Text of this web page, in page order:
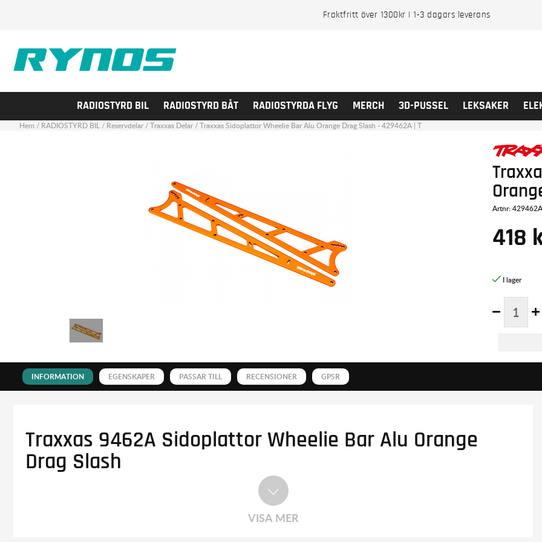
Fraktfritt över 1300kr | 1-3 dagars leverans
RADIOSTYRD BIL RADIOSTYRD BÅT RADIOSTYRDA FLYG MERCH 3D-PUSSEL LEKSAKER
Hem / RADIOSTYRD BIL/ Reservdelar/Traxxas Delar/Traxxas Sidoplattor Wheelie Bar Alu Orange Drag Slash - 429462A | T
Artnr:
418
INFORMATION EGENSKAPER PASSAR TILL RECENSIONER GPSR
Traxxas 9462A Sidoplattor Wheelie Bar Alu Orange
Drag Slash
VISA MER